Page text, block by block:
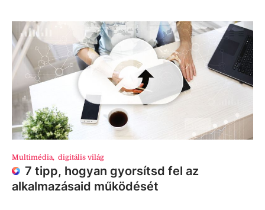
Multimédia, digitális világ
7 tipp, hogyan gyorsítsd fel az
alkalmazásaid működését